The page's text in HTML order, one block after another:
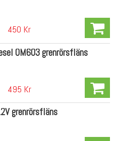
450 Kr
OM603 grenrörsfläns
495 Kr
grenrörsfläns